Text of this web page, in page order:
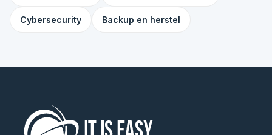
Cybersecurity Backup en herstel